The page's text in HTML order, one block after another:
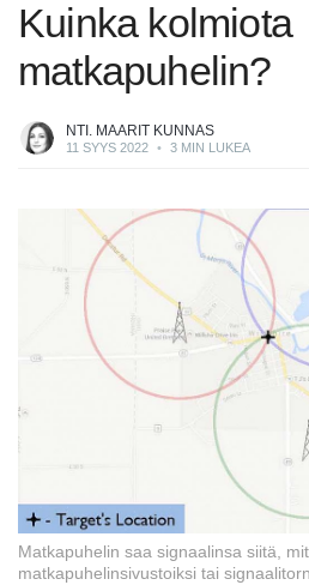
Kuinka kolmiota
matkapuhelin?
NTI. MAARIT KUNNAS
11 SYYS 2022 • 3 MIN LUKEA
Matkapuhelin saa signaalinsa siitä,
matkapuhelinsivustoiksi tai